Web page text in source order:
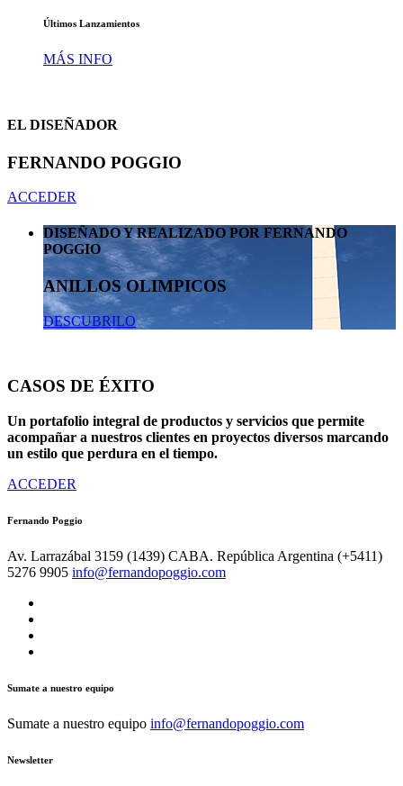
Últimos Lanzamientos
MÁS INFO
EL DISEÑADOR
FERNANDO POGGIO
ACCEDER
DISEÑADO Y REALIZADO POR FERNANDO
POGGIO
ANILLOS OLIMPICOS
DESCUBRILO
CASOS DE ÉXITO
Un portafolio integral de productos y servicios que permite
acompañar a nuestros clientes en proyectos diversos marcando
un estilo que perdura en el tiempo.
ACCEDER
Fernando Poggio
Av. Larrazábal 3159 (1439) CABA. República Argentina (+5411)
5276 9905 info@fernandopoggio.com
Sumate a nuestro equipo
Sumate a nuestro equipo info@fernandopoggio.com
Newsletter